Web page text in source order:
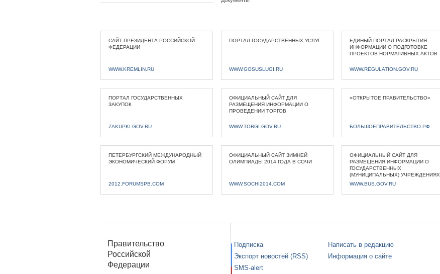
САЙТ ПРЕЗИДЕНТА РОССИЙСКОЙ
ФЕДЕРАЦИИ
WWW.KREMLIN.RU
ПОРТАЛ ГОСУДАРСТВЕННЫХ УСЛУГ
WWW.GOSUSLUGI.RU
ЕДИНЫЙ ПОРТАЛ РАСКРЫТИЯ
ИНФОРМАЦИИ О ПОДГОТОВКЕ
ПРОЕКТОВ НОРМАТИВНЫХ АКТОВ
WWW.REGULATION.GOV.RU
ПОРТАЛ ГОСУДАРСТВЕННЫХ
ЗАКУПОК
ZAKUPKI.GOV.RU
ОФИЦИАЛЬНЫЙ САЙТ ДЛЯ
РАЗМЕЩЕНИЯ ИНФОРМАЦИИ О
ПРОВЕДЕНИИ ТОРГОВ
WWW.TORGI.GOV.RU
«ОТКРЫТОЕ ПРАВИТЕЛЬСТВО»
БОЛЬШОЕПРАВИТЕЛЬСТВО.РФ
ПЕТЕРБУРГСКИЙ МЕЖДУНАРОДНЫЙ
ЭКОНОМИЧЕСКИЙ ФОРУМ
2012.FORUMSPB.COM
ОФИЦИАЛЬНЫЙ САЙТ ЗИМНЕЙ
ОЛИМПИАДЫ 2014 ГОДА В СОЧИ
WWW.SOCHI2014.COM
ОФИЦИАЛЬНЫЙ САЙТ ДЛЯ
РАЗМЕЩЕНИЯ ИНФОРМАЦИИ О
ГОСУДАРСТВЕННЫХ
(МУНИЦИПАЛЬНЫХ) УЧРЕЖДЕНИЯХ
WWW.BUS.GOV.RU
Правительство
Российской
Федерации
Подписка
Экспорт новостей (RSS)
SMS-alert
Написать в редакцию
Информация о сайте